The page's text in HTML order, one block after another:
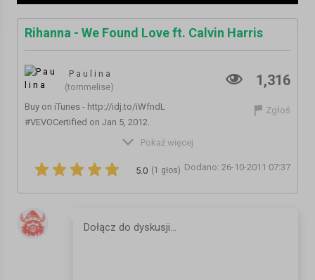
Rihanna - We Found Love ft. Calvin Harris
P a u l i n a
(tommelise)
1,316
Zgłoś
Buy on iTunes - http://idj.to/iWfndL
#VEVOCertified on Jan 5, 2012.
https://www.youtube.com/vevocertified
Pokaż więcej
Dodano: 26-10-2011 07:37
(1 głos)
5.0